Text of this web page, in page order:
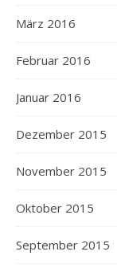
März 2016
Februar 2016
Januar 2016
Dezember 2015
November 2015
Oktober 2015
September 2015